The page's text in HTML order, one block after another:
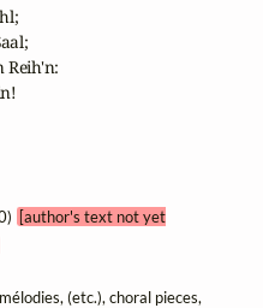
Reih'n:
[author's text not yet
(etc.), choral pieces,